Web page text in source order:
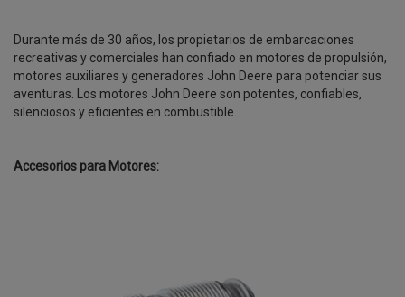
Durante más de 30 años, los propietarios de embarcaciones
recreativas y comerciales han confiado en motores de propulsión,
motores auxiliares y generadores John Deere para potenciar sus
aventuras. Los motores John Deere son potentes, confiables,
silenciosos y eficientes en combustible.
Accesorios para Motores: